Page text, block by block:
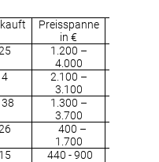
Preisspanne
in €
1.200 –
4.000
4
2.100 –
3.100
1.300 –
3.700
400 –
1.700
15 440 - 900